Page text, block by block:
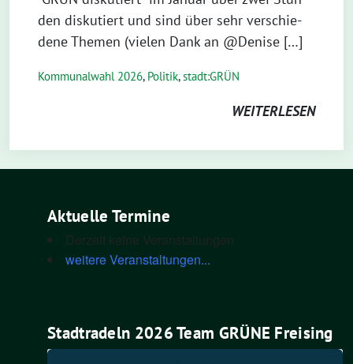
den dis­ku­tiert und sind über sehr ver­schie­
de­ne The­men (vie­len Dank an @Denise […]
Kommunalwahl 2026, Politik,stadt:GRÜN
WEITERLESEN
Aktuelle Termine
Derzeit keine Veranstaltungen
weitere Veranstaltungen...
Stadtradeln 2026 Team GRÜNE Freising